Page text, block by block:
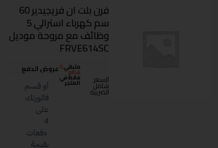
فرن بلت ان فريجيدير 60
سم كهرباء استرالي 5
وظائف مع مروحة موديل
FRVE614SC
السعر
شامل
الضريبة
متبقي0
قطع
فقط في
المتجر
عروض الدفع